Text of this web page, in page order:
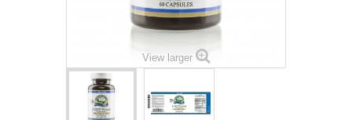
View larger